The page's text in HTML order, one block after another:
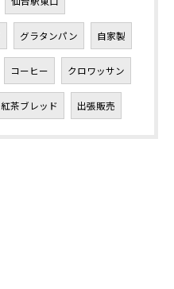
グラタンパン 自家製
コーヒー クロワッサン
紅茶ブレッド 出張販売